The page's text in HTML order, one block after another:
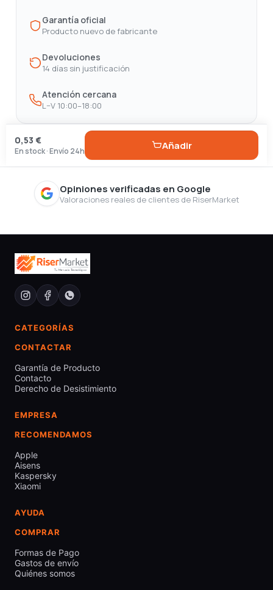
Garantía oficial
Producto nuevo de fabricante
Devoluciones
14 días sin justificación
Atención cercana
L–V 10:00–18:00
0,53 €
En stock · Envío 24h Añadir
Opiniones verificadas en Google
Valoraciones reales de clientes de RiserMarket
CATEGORÍAS
CONTACTAR
Garantía de Producto
Contacto
Derecho de Desistimiento
EMPRESA
RECOMENDAMOS
Apple
Aisens
Kaspersky
Xiaomi
AYUDA
COMPRAR
Formas de Pago
Gastos de envío
Quiénes somos